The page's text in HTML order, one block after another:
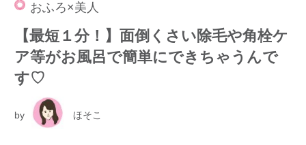
おふろ×美人
【最短１分！】面倒くさい除毛や角栓ケ
ア等がお風呂で簡単にできちゃうんで
す♡
by ほそこ